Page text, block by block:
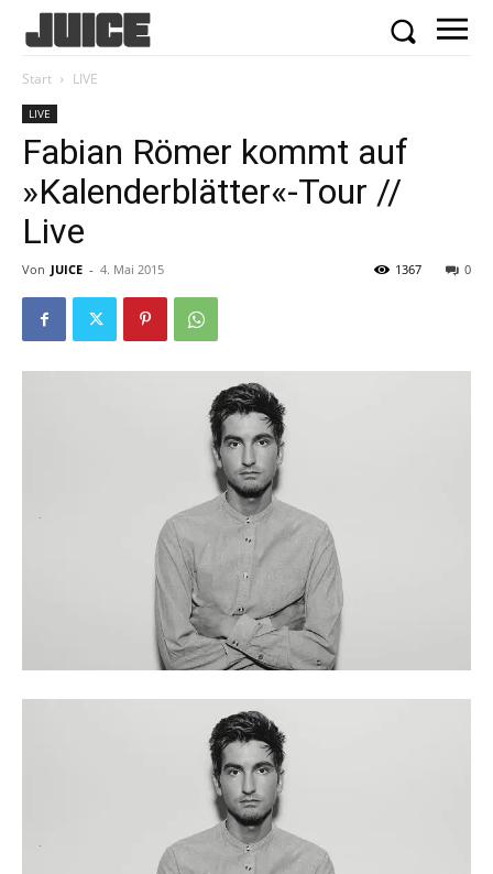
Start LIVE
LIVE
Fabian Römer kommt auf
»Kalenderblätter«-Tour //
Live
Von JUICE - 4. Mai 2015 0
1367